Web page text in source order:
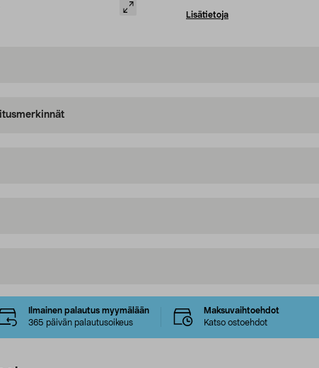
Lisätietoja
Ilmainen palautus myymälään
365 päivän palautusoikeus
Maksuvaihtoehdot
Katso ostoehdot